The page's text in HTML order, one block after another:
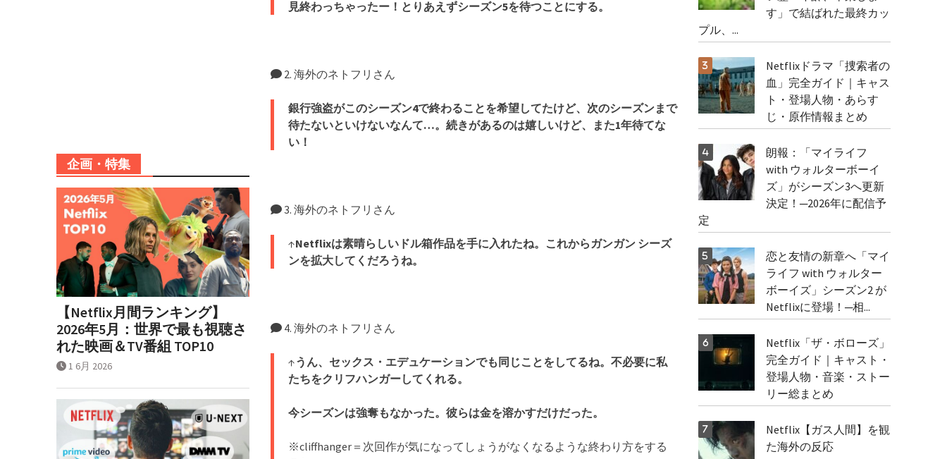
見終わっちゃったー！とりあえずシーズン5を待つことにする。
2. 海外のネトフリさん
銀行強盗がこのシーズン4で終わることを希望してたけど、次のシーズンまで
待たないといけないなんて…。続きがあるのは嬉しいけど、また1年待てな
い！
3. 海外のネトフリさん
↑Netflixは素晴らしいドル箱作品を手に入れたね。これからガンガン シーズ
ンを拡大してくだろうね。
4. 海外のネトフリさん
↑うん、セックス・エデュケーションでも同じことをしてるね。不必要に私
たちをクリフハンガーしてくれる。
今シーズンは強奪もなかった。彼らは金を溶かすだけだった。
※cliffhanger＝次回作が気になってしょうがなくなるような終わり方をする
す」で結ばれた最終カッ
プル、...
Netflixドラマ「捜索者の
血」完全ガイド｜キャス
ト・登場人物・あらす
じ・原作情報まとめ
朗報：「マイライフ
with ウォルターボーイ
ズ」がシーズン3へ更新
決定！─2026年に配信予
定
恋と友情の新章へ「マイ
ライフ with ウォルター
ボーイズ」シーズン2 が
Netflixに登場！─相...
Netflix「ザ・ボローズ」
完全ガイド｜キャスト・
登場人物・音楽・ストー
リー総まとめ
Netflix【ガス人間】を観
た海外の反応
企画・特集
【Netflix月間ランキング】
2026年5月：世界で最も視聴さ
れた映画＆TV番組 TOP10
1 6月 2026